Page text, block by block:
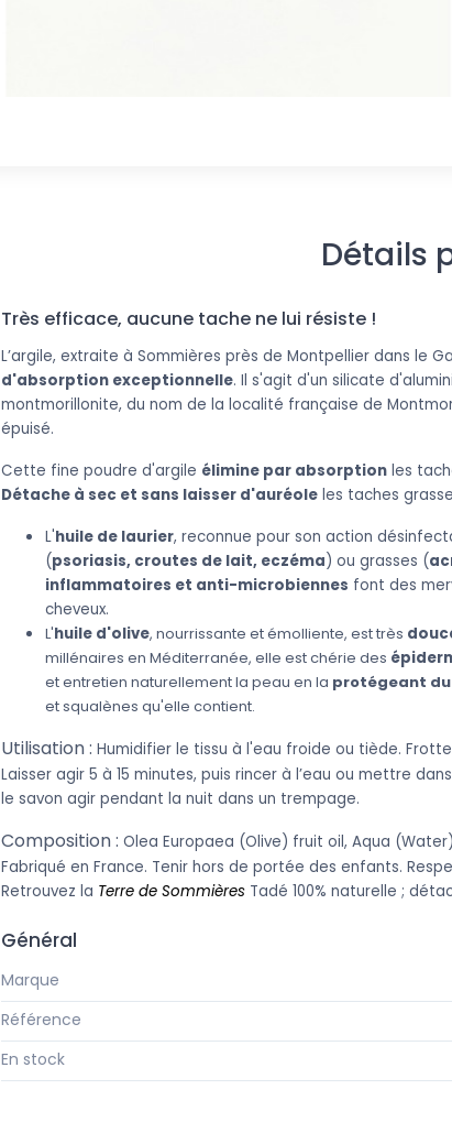
Détails
Très efficace, aucune tache ne lui résiste !
L’argile, extraite à Sommières près de Montpellier dans le
d'absorption exceptionnelle. Il s'agit d'un silicate
montmorillonite, du nom de la localité française de
épuisé.
Cette fine poudre d'argile élimine par absorption les
Détache à sec et sans laisser d'auréole les taches
L'huile de laurier, reconnue pour son action
(psoriasis, croutes de lait, eczéma) ou grasses (
inflammatoires et anti-microbiennes font des
cheveux.
L'huile d'olive, nourrissante et émolliente, est très
millénaires en Méditerranée, elle est chérie des
et entretien naturellement la peau en la protégeant
et squalènes qu'elle contient.
Utilisation : Humidifier le tissu à l'eau froide ou tiède.
Laisser agir 5 à 15 minutes, puis rincer à l’eau ou mettre
le savon agir pendant la nuit dans un trempage.
Composition : Olea Europaea (Olive) fruit oil, Aqua
Fabriqué en France. Tenir hors de portée des enfants.
Retrouvez la Terre de Sommières Tadé 100% naturelle ;
Général
Marque
Référence
En stock